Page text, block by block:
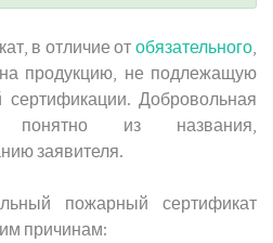
в отличие от обязательного,
продукцию, не подлежащую
сертификации. Добровольная
понятно из названия,
заявителя.
пожарный сертификат
причинам: